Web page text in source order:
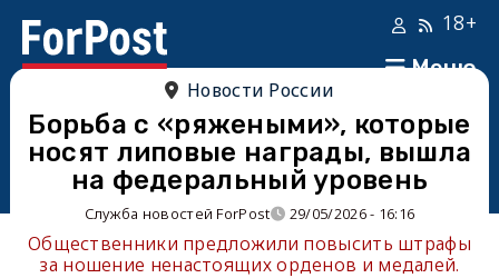
Меню
18+
Новости России
Борьба с «ряжеными», которые
носят липовые награды, вышла
на федеральный уровень
Служба новостей ForPost 29/05/2026 - 16:16
Общественники предложили повысить штрафы
за ношение ненастоящих орденов и медалей.